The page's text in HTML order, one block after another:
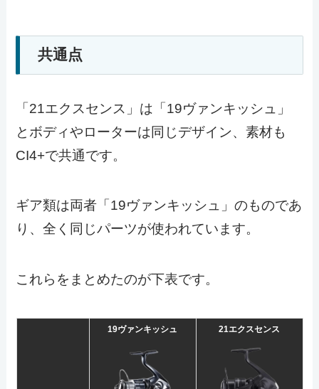
共通点
「21エクスセンス」は「19ヴァンキッシュ」
とボディやローターは同じデザイン、素材も
CI4+で共通です。
ギア類は両者「19ヴァンキッシュ」のものであ
り、全く同じパーツが使われています。
これらをまとめたのが下表です。
19ヴァンキッシュ 21エクスセンス